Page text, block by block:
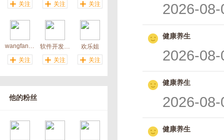
关注
关注
关注
wangfangdichan
关注
软件开发东子
关注
欢乐姐
关注
他的粉丝
2026-
健康养生
2026-
健康养生
2026-
健康养生